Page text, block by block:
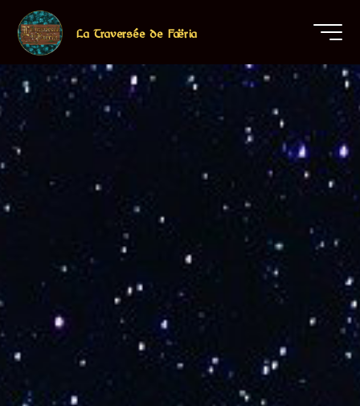
contenu
La Traversée de Faëria